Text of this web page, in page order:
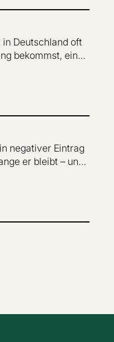
Deutschland oft
bekommst, einen
negativer Eintrag
er bleibt – und